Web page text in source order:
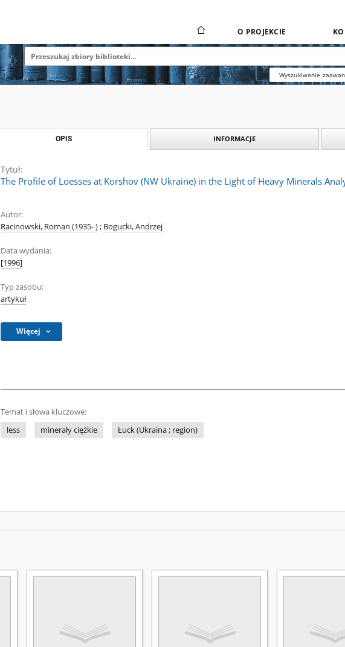
O PROJEKCIE
Wyszukiwanie
OPIS INFORMACJE
Tytuł:
The Profile of Loesses at Korshov (NW Ukraine) in the Light of Heavy Minerals
Autor:
Racinowski, Roman (1935- ); Bogucki, Andrzej
Data wydania:
[1996]
Typ zasobu:
artykuł
Więcej
Temat i słowa kluczowe:
less
minerały ciężkie Łuck (Ukraina ; region)